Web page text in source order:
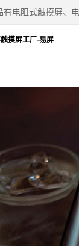
有电阻式触摸屏、